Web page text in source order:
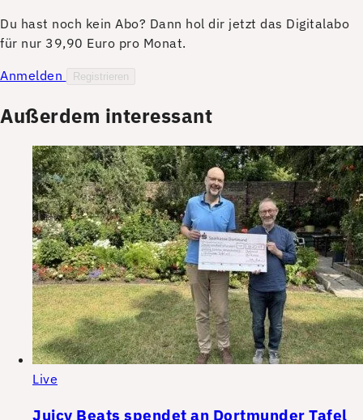
Du hast noch kein Abo? Dann hol dir jetzt das Digitalabo
für nur 39,90 Euro pro Monat.
Anmelden
Registrieren
Außerdem interessant
Live
Juicy Beats spendet an Dortmunder Tafel